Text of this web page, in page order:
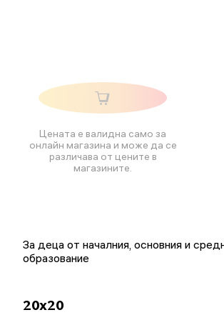
Цената е валидна само за
онлайн магазина и може да се
различава от цените в
магазините.
За деца от началния, основния и
образование
20x20